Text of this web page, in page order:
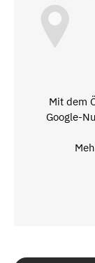
Mit dem
Google-